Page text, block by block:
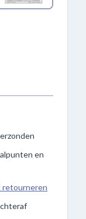
en
retourneren